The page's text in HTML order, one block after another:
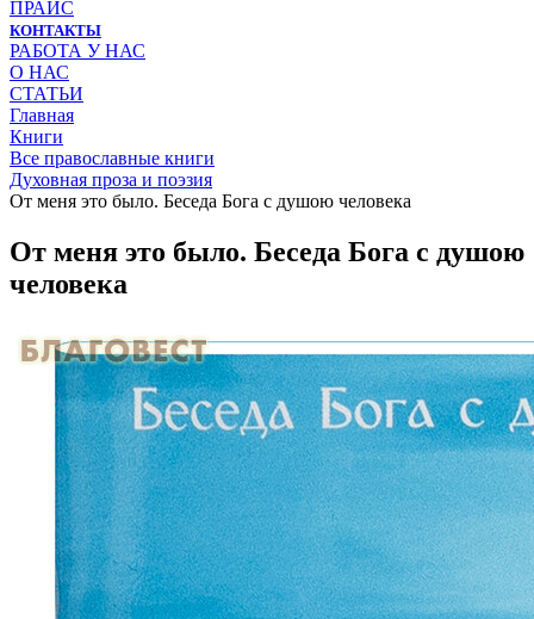
ПРАЙС
КОНТАКТЫ
РАБОТА У НАС
О НАС
СТАТЬИ
Главная
Книги
Все православные книги
Духовная проза и поэзия
От меня это было. Беседа Бога с душою человека
От меня это было. Беседа Бога с душою
человека